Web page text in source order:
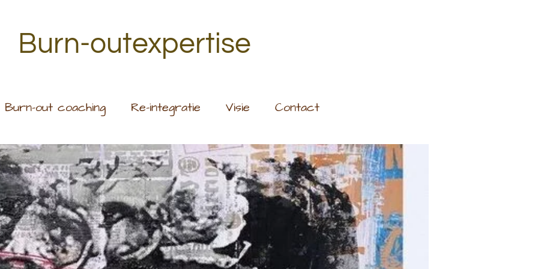
Burn-outexpertise
Burn-out coaching Re-integratie Visie Contact